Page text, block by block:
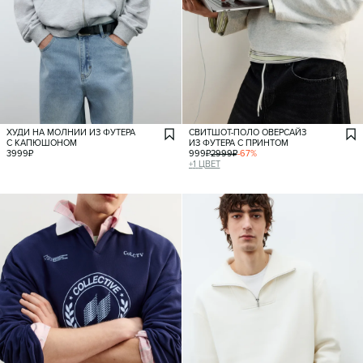
ХУДИ НА МОЛНИИ ИЗ ФУТЕРА
С КАПЮШОНОМ
3999₽
СВИТШОТ-ПОЛО ОВЕРСАЙЗ
ИЗ ФУТЕРА С ПРИНТОМ
999₽2999₽-67%
+1 ЦВЕТ